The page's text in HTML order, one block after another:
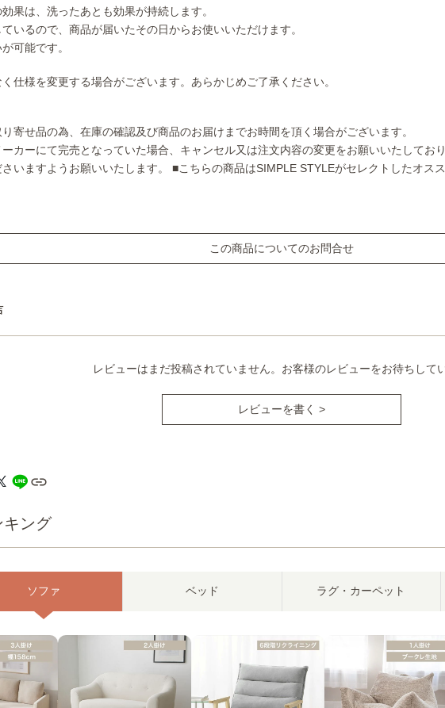
キング
ソファ ベッド ラグ・カーペット
果は、洗ったあとも効果が持続します。
いるので、商品が届いたその日からお使いいただけます。
可能です。
仕様を変更する場合がございます。あらかじめご了承ください。
寄せ品の為、在庫の確認及び商品のお届けまでお時間を頂く場合がございます。
ーカーにて完売となっていた場合、キャンセル又は注文内容の変更をお願いいたしてお
いますようお願いいたします。 ■こちらの商品はSIMPLE STYLEがセレクトしたオス
この商品についてのお問合せ
レビューはまだ投稿されていません。お客様のレビューをお待ちして
レビューを書く >